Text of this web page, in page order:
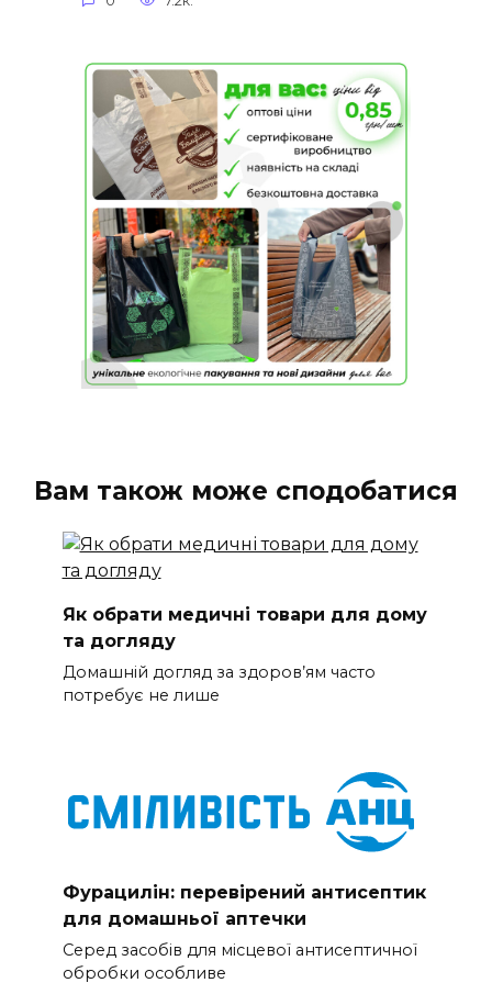
Вам також може сподобатися
Як обрати медичні товари для дому
та догляду
Домашній догляд за здоров’ям часто
потребує не лише
Фурацилін: перевірений антисептик
для домашньої аптечки
Серед засобів для місцевої антисептичної
обробки особливе